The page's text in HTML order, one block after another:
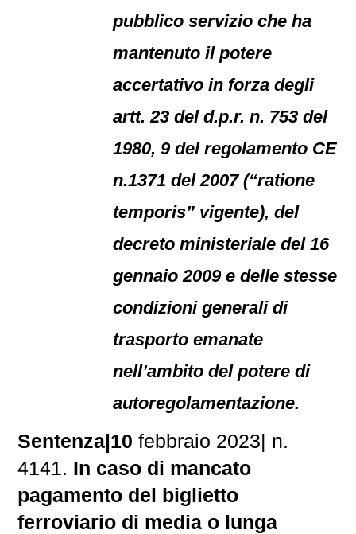
pubblico servizio che ha
mantenuto il potere
accertativo in forza degli
artt. 23 del d.p.r. n. 753 del
1980, 9 del regolamento CE
n.1371 del 2007 (“ratione
temporis” vigente), del
decreto ministeriale del 16
gennaio 2009 e delle stesse
condizioni generali di
trasporto emanate
nell’ambito del potere di
autoregolamentazione.
Sentenza|10 febbraio 2023| n.
4141. In caso di mancato
pagamento del biglietto
ferroviario di media o lunga